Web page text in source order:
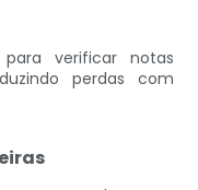
verificar notas
perdas com